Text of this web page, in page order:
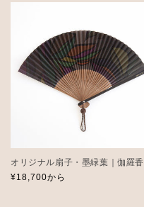
オリジナル扇子・墨緑葉｜伽羅香
通
¥18,700から